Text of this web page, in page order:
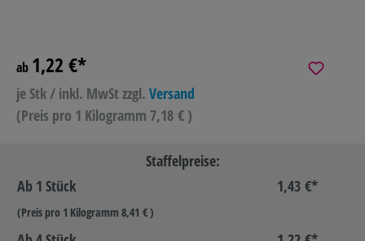
ab 1,22 €*
je Stk / inkl. MwStzzgl. Versand
(Preis pro 1 Kilogramm 7,18 € )
Staffelpreise:
Ab 1 Stück 1,43 €*
(Preis pro 1 Kilogramm 8,41 € )